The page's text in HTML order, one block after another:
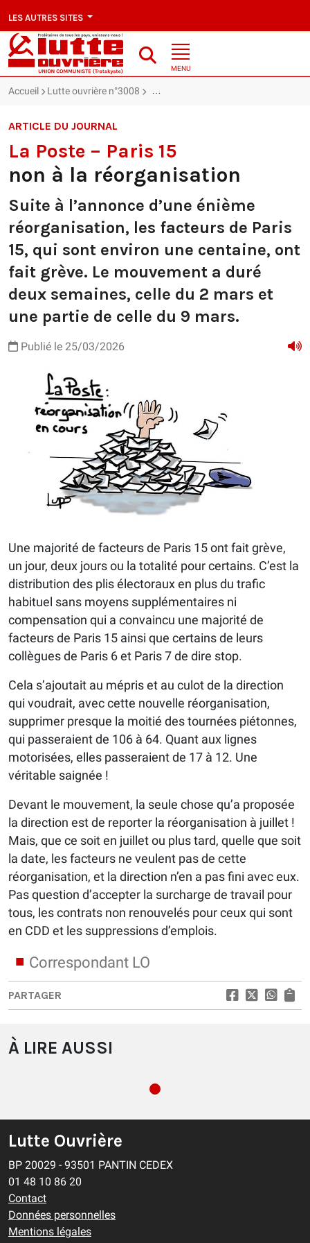
LES AUTRES SITES
MENU
Accueil Lutte ouvrière n°3008 La Poste – Paris 15 : non à la
ARTICLE DU JOURNAL
La Poste – Paris 15
non à la réorganisation
Suite à l’annonce d’une énième
réorganisation, les facteurs de Paris
15, qui sont environ une centaine, ont
fait grève. Le mouvement a duré
deux semaines, celle du 2 mars et
une partie de celle du 9 mars.
Publié le 25/03/2026
Une majorité de facteurs de Paris 15 ont fait grève,
un jour, deux jours ou la totalité pour certains. C’est la
distribution des plis électoraux en plus du trafic
habituel sans moyens supplémentaires ni
compensation qui a convaincu une majorité de
facteurs de Paris 15 ainsi que certains de leurs
collègues de Paris 6 et Paris 7 de dire stop.
Cela s’ajoutait au mépris et au culot de la direction
qui voudrait, avec cette nouvelle réorganisation,
supprimer presque la moitié des tournées piétonnes,
qui passeraient de 106 à 64. Quant aux lignes
motorisées, elles passeraient de 17 à 12. Une
véritable saignée !
Devant le mouvement, la seule chose qu’a proposée
la direction est de reporter la réorganisation à juillet !
Mais, que ce soit en juillet ou plus tard, quelle que soit
la date, les facteurs ne veulent pas de cette
réorganisation, et la direction n’en a pas fini avec eux.
Pas question d’accepter la surcharge de travail pour
tous, les contrats non renouvelés pour ceux qui sont
en CDD et les suppressions d’emplois.
Correspondant LO
PARTAGER
À LIRE AUSSI
Lutte Ouvrière
BP 20029 - 93501 PANTIN CEDEX
01 48 10 86 20
Contact
Données personnelles
Mentions légales